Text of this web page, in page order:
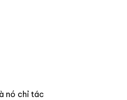
nó chỉ tác